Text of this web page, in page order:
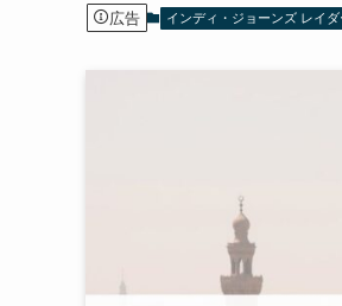
広告 インディ・ジョーンズ レイ